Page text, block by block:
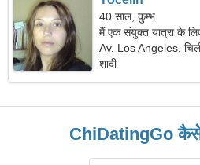
40 साल, कुम्भ
मैं एक संयुक्त यात्रा के
Av. Los Angeles,
शादी
ChiDatingGo कैसे